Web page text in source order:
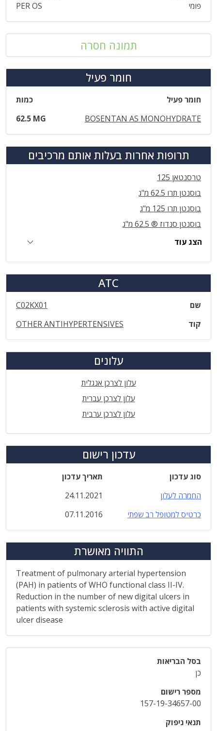
פומי
PER OS
תמונה חסרה
חומר פעיל
חומר פעיל
כמות
BOSENTAN AS MONOHYDRATE
62.5 MG
תרופות אחרות בעלות אותם מרכיבים
טרסנטאן 125
בוסנטן תרו 62.5 מ"ג
בוסנטן תרו 125 מ"ג
בוסנטן סנדוז ® 62.5 מ"ג
הצג עוד
ATC
שם
C02KX01
קוד
OTHER ANTIHYPERTENSIVES
עלונים
עלון לצרכן אנגלית
עלון לצרכן עברית
עלון לצרכן ערבית
עדכון רישום
סוג עדכון
תאריך עדכון
החמרה לעלון
24.11.2021
כרטיס למטופל רב שפתי
07.11.2016
התוויה מאושרת
Treatment of pulmonary arterial hypertension
(PAH) in patients of WHO functional class II-IV.
Reduction in the number of new digital ulcers in
patients with systemic sclerosis with active digital
ulcer disease
בסל הבריאות
כן
מספר רישום
157-19-34657-00
תנאי ניפוק